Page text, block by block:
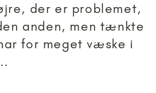
der er problemet,
anden, men tænkte
for meget væske i